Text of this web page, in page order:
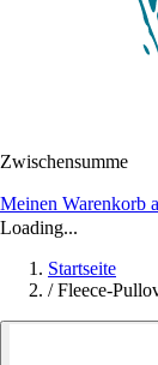
Zwischensumme
Meinen Warenkorb
Loading...
Startseite
/ Fleece-